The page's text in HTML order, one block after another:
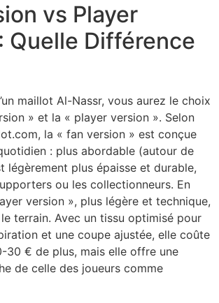
vs Player
Quelle Différence
maillot Al-Nassr, vous aurez le choix
» et la « player version ». Selon
la « fan version » est conçue
: plus abordable (autour de
légèrement plus épaisse et durable,
ou les collectionneurs. En
version », plus légère et technique,
terrain. Avec un tissu optimisé pour
et une coupe ajustée, elle coûte
30 € de plus, mais elle offre une
de celle des joueurs comme